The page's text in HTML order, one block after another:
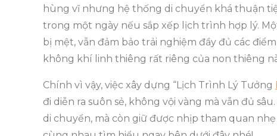
hùng vĩ nhưng hệ thống di chuyển khá thuận
trong một ngày nếu sắp xếp lịch trình hợp lý.
bị mệt, vẫn đảm bảo trải nghiệm đầy đủ các
không khí linh thiêng rất riêng của non thiêng
Chính vì vậy, việc xây dựng “Lịch Trình Lý Tưởng
đi diễn ra suôn sẻ, không vội vàng mà vẫn đủ
di chuyển, mà còn giữ được nhịp tham quan